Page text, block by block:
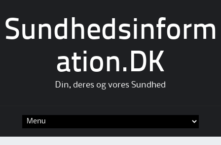
Sundhedsinform
ation.DK
Din, deres og vores Sundhed